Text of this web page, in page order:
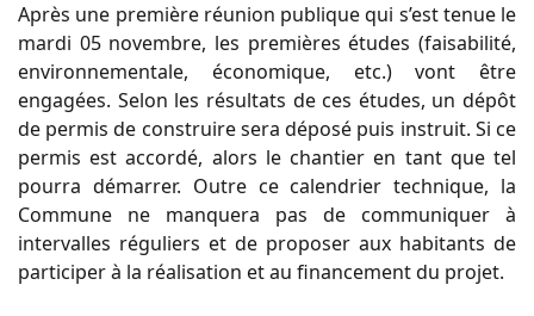
Après une première réunion publique qui s’est tenue le
mardi 05 novembre, les premières études (faisabilité,
environnementale, économique, etc.) vont être
engagées. Selon les résultats de ces études, un dépôt
de permis de construire sera déposé puis instruit. Si ce
permis est accordé, alors le chantier en tant que tel
pourra démarrer. Outre ce calendrier technique, la
Commune ne manquera pas de communiquer à
intervalles réguliers et de proposer aux habitants de
participer à la réalisation et au financement du projet.